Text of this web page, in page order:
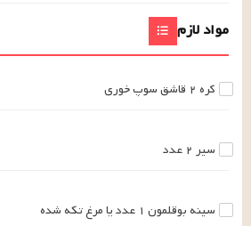
مواد لازم
کره ۲ قاشق سوپ خوری
سیر ۲ عدد
سینه بوقلمون ۱ عددیا مرغ تکه شده